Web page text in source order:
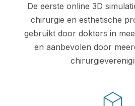
De eerste online 3D
chirurgie en esthetische
gebruikt door dokters in
en aanbevolen door